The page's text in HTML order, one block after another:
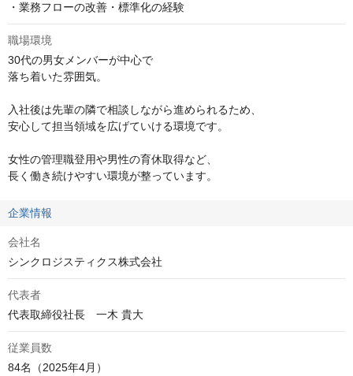
・業務フローの改善・標準化の経験
職場環境
30代の男女メンバーが中心で
落ち着いた雰囲気。
入社後は先輩の隣で相談しながら進められるため、
安心して担当領域を広げていける環境です。
女性の管理職登用や男性の育休取得など、
長く働き続けやすい環境が整っています。
企業情報
会社名
シンクロジスティクス株式会社
代表者
代表取締役社長　一木 貴大
従業員数
84名（2025年4月）